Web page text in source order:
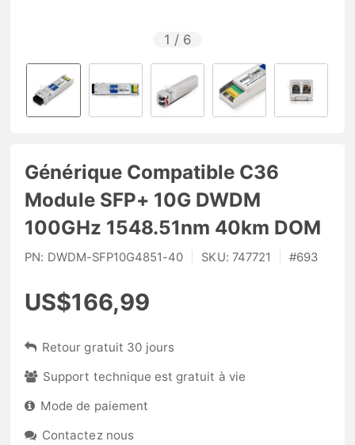
1 / 6
Générique Compatible C36
Module SFP+ 10G DWDM
100GHz 1548.51nm 40km DOM
PN: DWDM-SFP10G4851-40 SKU: 747721 #693
US$166,99
Retour gratuit 30 jours
Support technique est gratuit à vie
Mode de paiement
Contactez nous